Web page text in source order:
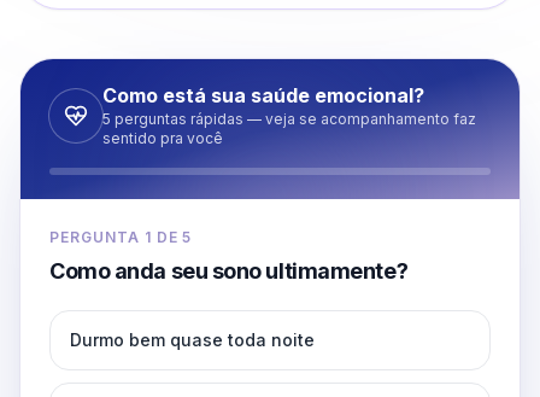
Como está sua saúde emocional?
5 perguntas rápidas — veja se acompanhamento faz
sentido pra você
PERGUNTA 1 DE5
Como anda seu sono ultimamente?
Durmo bem quase toda noite